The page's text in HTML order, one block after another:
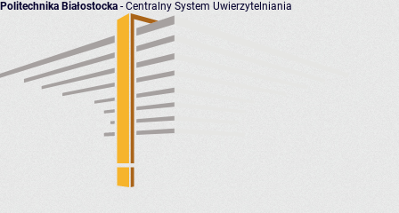
Politechnika Białostocka - Centralny System Uwierzytelniania